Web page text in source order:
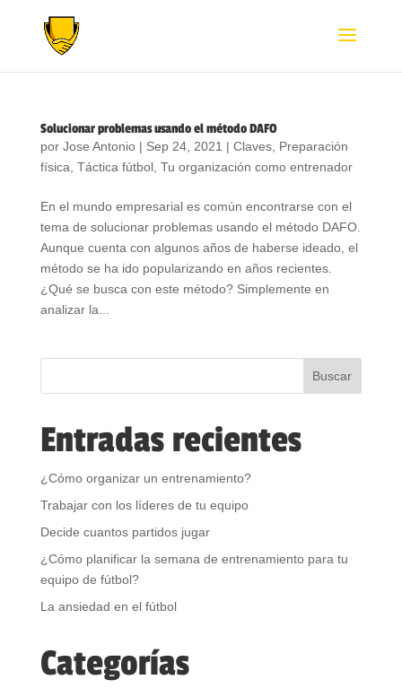
Solucionar problemas usando el método DAFO
por Jose Antonio| Sep 24, 2021 | Claves, Preparación
física Táctica fútbol, Tu organización como entrenador
En el mundo empresarial es común encontrarse con el
tema de solucionar problemas usando el método DAFO.
Aunque cuenta con algunos años de haberse ideado, el
método se ha ido popularizando en años recientes.
¿Qué se busca con este método? Simplemente en
analizar la...
Entradas recientes
¿Cómo organizar un entrenamiento?
Trabajar con los líderes de tu equipo
Decide cuantos partidos jugar
¿Cómo planificar la semana de entrenamiento para tu
equipo de fútbol?
La ansiedad en el fútbol
Categorías